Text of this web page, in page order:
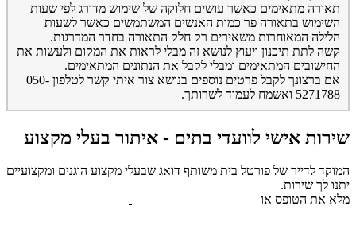
תאורה מתאימים כאשר עושים חלוקה של שימוש מדורג לפי שעות
השימוש בתאורה פר כמות האנשים המשתמשים כאשר לשעות
הלילה המאוחרות משאירים רק חלק התאורה בחדר המדרגות.
קשה לתת תיכנון ויעוץ לנושא זה מבלי לראות את המקום ולעשות את
החישובים המתאימים ומבלי לקבל את הנתונים המתאימים.
אם ברצונך לקבל פרטים נוספים בנושא צור איתי קשר לטלפון 050-
5271788 ואשמח לעמוד לשרותך.
שירות אישי לוועדי בתים - איתור בעלי מקצוע
המוקד לדייר של פורטל בית משותף דואג שבעלי מקצוע הוגנים ומקצועיים
יתנו לך שירות.
מלא את הטופס או